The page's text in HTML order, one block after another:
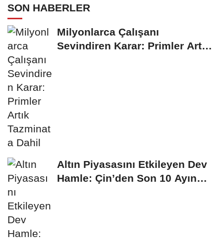
SON HABERLER
Milyonlarca Çalışanı
Sevindiren Karar: Primler Artık
Altın Piyasasını Etkileyen Dev
Hamle: Çin’den Son 10 Ayın